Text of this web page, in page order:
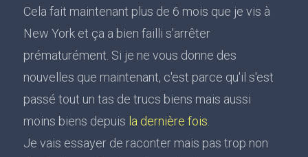
Cela fait maintenant plus de 6 mois que je vis à
New York et ça a bien failli s'arrêter
prématurément. Si je ne vous donne des
nouvelles que maintenant, c'est parce qu'il s'est
passé tout un tas de trucs biens mais aussi
moins biens depuis la dernière fois
Je vais essayer de raconter mais pas trop non